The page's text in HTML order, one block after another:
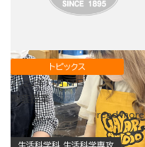
トピックス
2022年11月11日
陶芸授業
read more
生活科学科 生活科学専攻